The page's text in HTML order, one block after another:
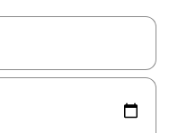
zijn, maak je een keuze